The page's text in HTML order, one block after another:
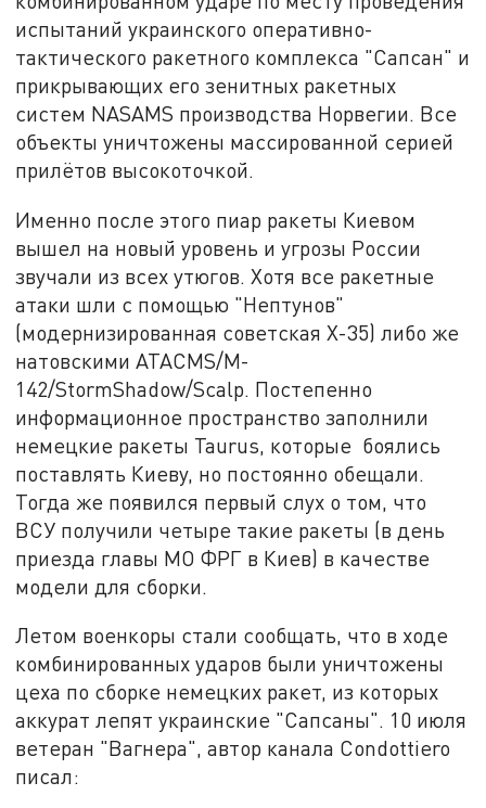
испытаний украинского оперативно-
тактического ракетного комплекса "Сапсан" и
прикрывающих его зенитных ракетных
систем NASAMS производства Норвегии. Все
объекты уничтожены массированной серией
прилётов высокоточкой.
Именно после этого пиар ракеты Киевом
вышел на новый уровень и угрозы России
звучали из всех утюгов. Хотя все ракетные
атаки шли с помощью "Нептунов"
(модернизированная советская Х-35) либо же
натовскими ATACMS/M-
142/StormShadow/Scalp. Постепенно
информационное пространство заполнили
немецкие ракеты Taurus, которые боялись
поставлять Киеву, но постоянно обещали.
Тогда же появился первый слух о том, что
ВСУ получили четыре такие ракеты (в день
приезда главы МО ФРГ в Киев) в качестве
модели для сборки.
Летом военкоры стали сообщать, что в ходе
комбинированных ударов были уничтожены
цеха по сборке немецких ракет, из которых
аккурат лепят украинские "Сапсаны". 10 июля
ветеран "Вагнера", автор канала Condottiero
писал: